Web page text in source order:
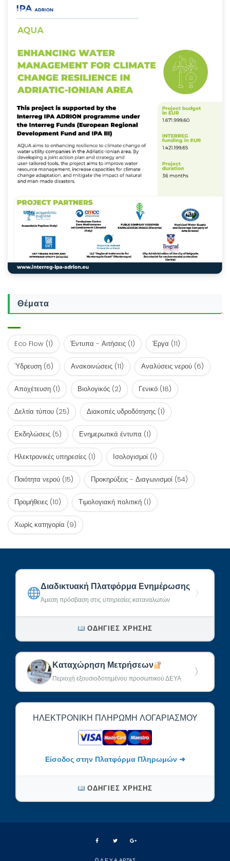
Θέματα
Eco Flow (1) Έντυπα - Αιτήσεις (1) Έργα (11)
Ύδρευση (6) Ανακοινώσεις (11) Αναλύσεις νερού (6)
Αποχέτευση (1) Βιολογικός (2) Γενικό (18)
Δελτία τύπου (25) Διακοπές υδροδότησης (1)
Εκδηλώσεις (5) Ενημερωτικά έντυπα (1)
Ηλεκτρονικές υπηρεσίες (1) Ισολογισμοί (1)
Ποιότητα νερού (15) Προκηρύξεις - Διαγωνισμοί (54)
Προμήθειες (10) Τιμολογιακή πολιτική (1)
Χωρίς κατηγορία (9)
Διαδικτυακή Πλατφόρμα Ενημέρωσης
Άμεση πρόσβαση στις υπηρεσίες καταναλωτών
〉
ΟΔΗΓΊΕΣ ΧΡΉΣΗΣ
Καταχώρηση Μετρήσεων
Περιοχή εξουσιοδοτημένου προσωπικού ΔΕΥΑ
〉
ΗΛΕΚΤΡΟΝΙΚΉ ΠΛΗΡΩΜΉ ΛΟΓΑΡΙΑΣΜΟΎ
Είσοδος στην Πλατφόρμα Πληρωμών ➜
ΟΔΗΓΊΕΣ ΧΡΉΣΗΣ